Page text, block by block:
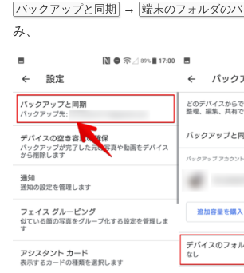
バックアップと同期 → 端末のフォルダの
み、